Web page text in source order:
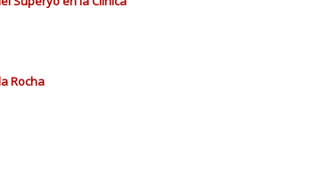
Rocha